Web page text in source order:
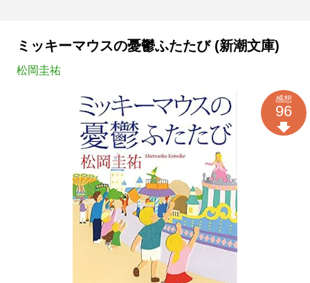
ミッキーマウスの憂鬱ふたたび (新潮文庫)
松岡圭祐
感想
96